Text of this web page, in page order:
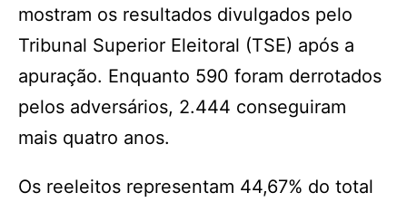
mostram os resultados divulgados pelo
Tribunal Superior Eleitoral (TSE) após a
apuração. Enquanto 590 foram derrotados
pelos adversários, 2.444 conseguiram
mais quatro anos.
Os reeleitos representam 44,67% do total